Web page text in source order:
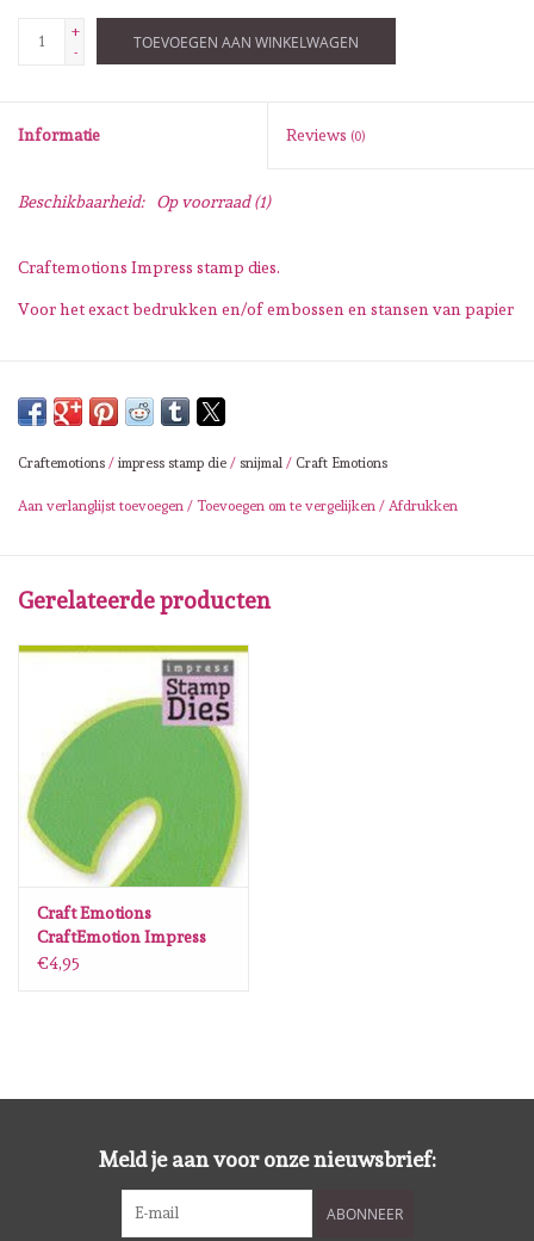
Stansmachine en toebehoren
Zig Kuretake
Uitverkoop
Siliconen mal
Spellbinders
Dress My Craft
Uniquely Creative
Juffrouw Muis
Cadeaubonnen
+
-
TOEVOEGEN AAN WINKELWAGEN
Informatie Reviews (0)
Beschikbaarheid: Op voorraad(1)
Craftemotions Impress stamp dies.
Voor het exact bedrukken en/of embossen en stansen van papier
Craftemotions / impress stamp die / snijmal / Craft Emotions
Aan verlanglijst toevoegen / Toevoegen om te vergelijken / Afdrukken
Gerelateerde producten
Craft Emotions
CraftEmotion Impress
stamp Die - party cijfer 2
€4,95
Meld je aan voor onze nieuwsbrief:
ABONNEER